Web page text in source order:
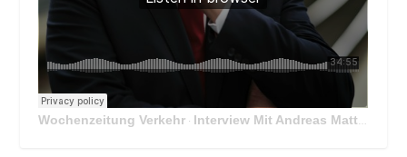
Wochenzeitung Verkehr · Interview Mit Andreas Matthä, CEO der ÖBB Holding